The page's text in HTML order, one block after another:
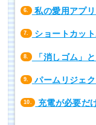
6. 私の愛用アプ
7. ショートカッ
8. 「消しゴム」
9. パームリジェ
10. 充電が必要だ